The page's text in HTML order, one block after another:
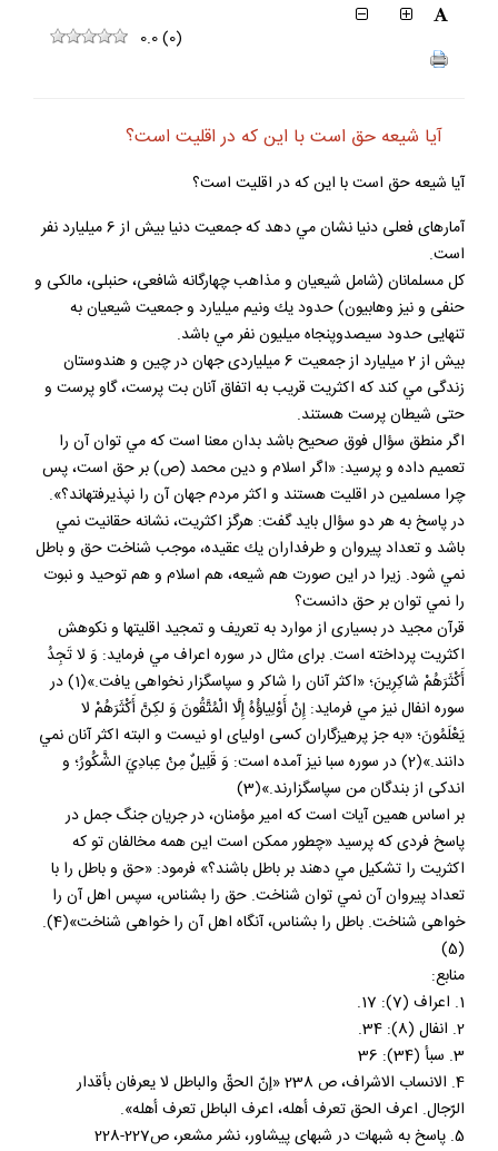
0.0(0)
آيا شيعه حق است با اين كه در اقليت است؟
آيا شيعه حق است با اين كه در اقليت است؟
آمارهاى فعلى دنيا نشان مي دهد كه جمعيت دنيا بيش از 6 ميليارد نفر
است.
كل مسلمانان (شامل شيعيان و مذاهب چهارگانه شافعى، حنبلى، مالكى و
حنفى و نيز وهابيون) حدود يك ونيم ميليارد و جمعيت شيعيان به
تنهايى حدود سيصدوپنجاه ميليون نفر مي باشد.
بيش از 2 ميليارد از جمعيت 6 ميلياردى جهان در چين و هندوستان
زندگى مي كند كه اكثريت قريب به اتفاق آنان بت پرست، گاو پرست و
حتى شيطان پرست هستند.
اگر منطق سؤال فوق صحيح باشد بدان معنا است كه مي توان آن را
تعميم داده و پرسيد: «اگر اسلام و دين محمد (ص) بر حق است، پس
چرا مسلمين در اقليت هستند و اكثر مردم جهان آن را نپذيرفته‏اند؟».
در پاسخ به هر دو سؤال بايد گفت: هرگز اكثريت، نشانه حقانيت نمي
باشد و تعداد پيروان و طرفداران يك عقيده، موجب شناخت حق و باطل
نمي شود. زيرا در اين صورت هم شيعه، هم اسلام و هم توحيد و نبوت
را نمي توان بر حق دانست؟
قرآن مجيد در بسيارى از موارد به تعريف و تمجيد اقليت‏ها و نكوهش
اكثريت پرداخته است. براى مثال در سوره اعراف مي فرمايد: وَ لا تَجِدُ
أَكْثَرَهُمْ شاكِرِينَ‏؛ «اكثر آنان را شاكر و سپاسگزار نخواهى يافت.»(1) در
سوره انفال نيز مي فرمايد: إِنْ أَوْلِياؤُهُ إِلَّا الْمُتَّقُونَ وَ لكِنَّ أَكْثَرَهُمْ لا
يَعْلَمُونَ‏؛ «به جز پرهيزگاران كسى اولياى او نيست و البته اكثر آنان نمي
دانند.»(2) در سوره سبا نيز آمده است: وَ قَلِيلٌ مِنْ عِبادِيَ الشَّكُورُ؛ و
اندكى از بندگان من سپاسگزارند.»(3)
بر اساس همين آيات است كه امير مؤمنان، در جريان جنگ جمل در
پاسخ فردى كه پرسيد «چطور ممكن است اين همه مخالفان تو كه
اكثريت را تشكيل مي دهند بر باطل باشند؟» فرمود: «حق و باطل را با
تعداد پيروان آن نمي توان شناخت. حق را بشناس، سپس اهل آن را
خواهى شناخت. باطل را بشناس، آنگاه اهل آن را خواهى شناخت»(4).
(5)
منابع:
1. اعراف (7): 17.
2. انفال (8): 34.
3. سبأ (34): 36
4. الانساب الاشراف، ص 238 «إنّ الحقّ والباطل لا يعرفان بأقدار
الرّجال. اعرف الحق تعرف أهله، اعرف الباطل تعرف أهله».
5. پاسخ به شبهات در شبهاى پيشاور، نشر مشعر، ص227-228